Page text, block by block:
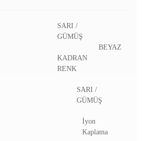
SARI /
GÜMÜŞ
KADRAN
RENK
BEYAZ
SARI /
GÜMÜŞ
İyon
Kaplama